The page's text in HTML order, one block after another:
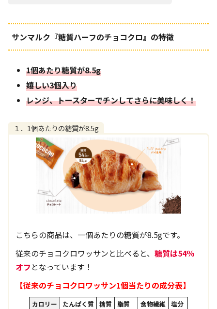
サンマルク『糖質ハーフのチョコクロ』の特徴
1個あたり糖質が8.5g
嬉しい3個入り
レンジ、トースターでチンしてさらに美味しく！
１．1個あたりの糖質が8.5g
こちらの商品は、一個あたりの糖質が8.5gです。
従来のチョコクロワッサンと比べると、 糖質は54％
オフ となっています！
【従来のチョコクロワッサン1個当たりの成分表】
カロリー たんぱく質 糖質 脂質 食物繊維 塩分